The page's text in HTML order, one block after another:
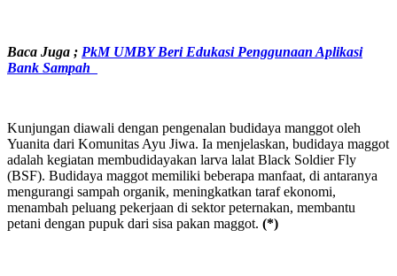
Baca Juga ; PkM UMBY Beri Edukasi Penggunaan Aplikasi
Bank Sampah
Kunjungan diawali dengan pengenalan budidaya manggot oleh
Yuanita dari Komunitas Ayu Jiwa. Ia menjelaskan, budidaya maggot
adalah kegiatan membudidayakan larva lalat Black Soldier Fly
(BSF). Budidaya maggot memiliki beberapa manfaat, di antaranya
mengurangi sampah organik, meningkatkan taraf ekonomi,
menambah peluang pekerjaan di sektor peternakan, membantu
petani dengan pupuk dari sisa pakan maggot. (*)